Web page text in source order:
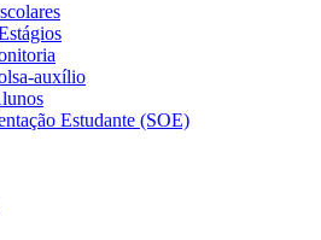
auxílio
Estudante (SOE)